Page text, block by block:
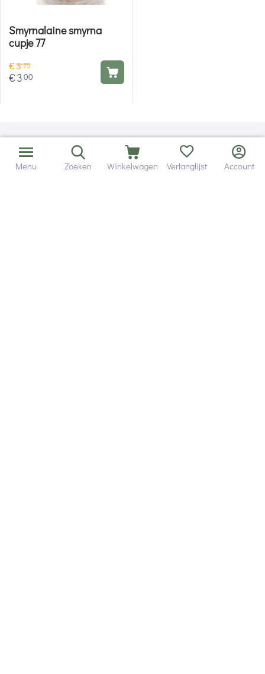
Smyrnalaine smyrna
cupje 77
€375
€300
Menu Zoeken Winkelwagen Verlanglijst Account